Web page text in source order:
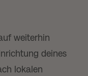
weiterhin
deines
lokalen